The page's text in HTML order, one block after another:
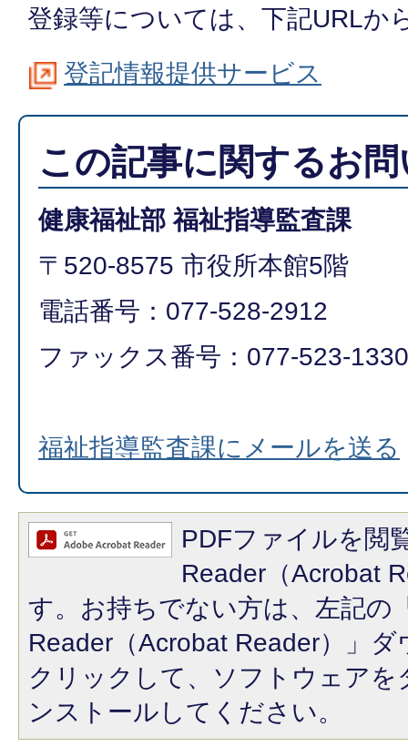
登録等については、下記URLか
登記情報提供サービス
この記事に関するお
健康福祉部 福祉指導監査課
〒520-8575 市役所本館5階
電話番号：077-528-2912
ファックス番号：077-523-1330
福祉指導監査課にメールを送る
PDFファイルを閲
Reader（Acrobat
す。お持ちでない方は、左記の
Reader（Acrobat Reader）」
クリックして、ソフトウェア
ンストールしてください。